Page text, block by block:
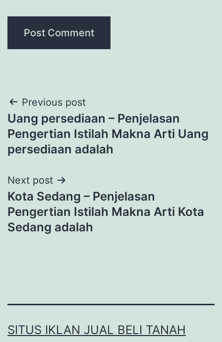
Post
navigation
Previous post
Uang persediaan – Penjelasan
Pengertian Istilah Makna Arti Uang
persediaan adalah
Next post
Kota Sedang – Penjelasan
Pengertian Istilah Makna Arti Kota
Sedang adalah
SITUS IKLAN JUAL BELI TANAH